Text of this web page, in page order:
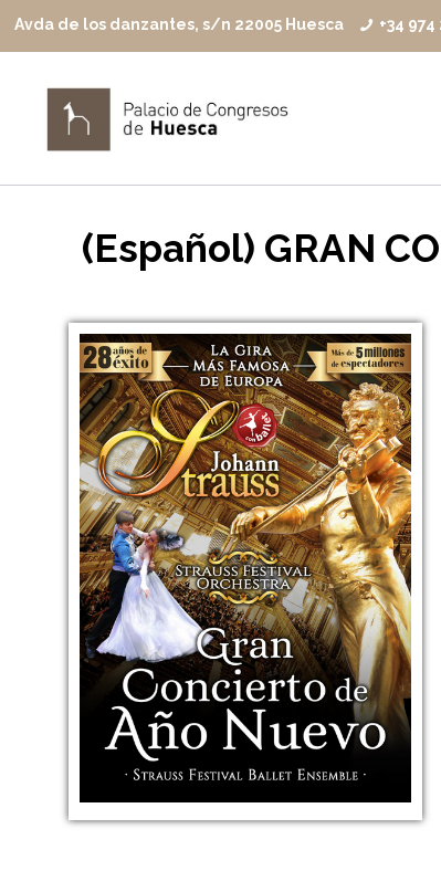
Avda de los danzantes, s/n 22005 Huesca +34
(Español) GRAN